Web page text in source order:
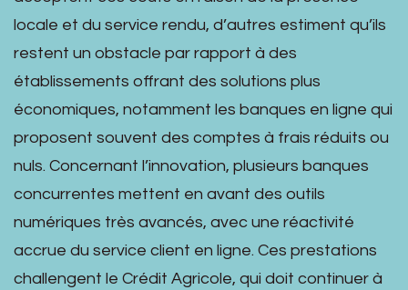
locale et du service rendu, d’autres estiment qu’ils
restent un obstacle par rapport à des
établissements offrant des solutions plus
économiques, notamment les banques en ligne qui
proposent souvent des comptes à frais réduits ou
nuls. Concernant l’innovation, plusieurs banques
concurrentes mettent en avant des outils
numériques très avancés, avec une réactivité
accrue du service client en ligne. Ces prestations
challengent le Crédit Agricole, qui doit continuer à